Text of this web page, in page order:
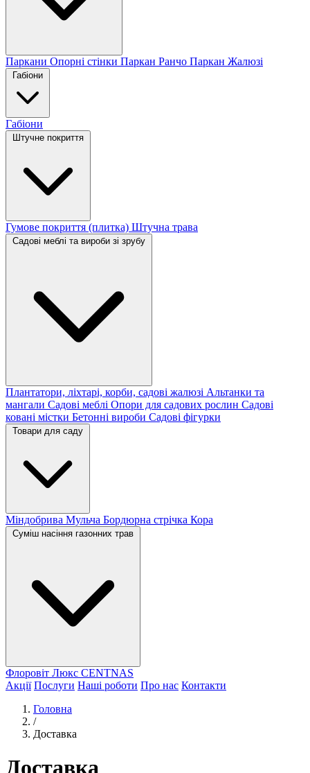
Паркани Опорні стінки Паркан Ранчо Паркан Жалюзі
Габіони
Габіони
Штучне покриття
Гумове покриття (плитка) Штучна трава
Садові меблі та вироби зі зрубу
Плантатори, ліхтарі, корби, садові жалюзі Альтанки та
мангали Садові меблі Опори для садових рослин Садові
ковані містки Бетонні вироби Садові фігурки
Товари для саду
Міндобрива Мульча Бордюрна стрічка Кора
Суміш насіння газонних трав
Флоровіт Люкс СENTNAS
Акції Послуги Наші роботи Про нас Контакти
Головна
/
Доставка
Доставка